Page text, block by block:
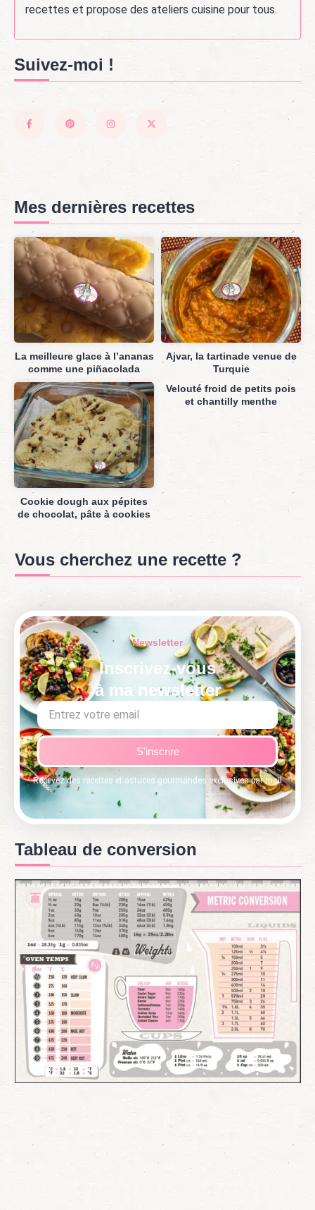
recettes et propose des ateliers cuisine pour tous.
Suivez-moi !
Mes dernières recettes
La meilleure glace à l’ananas
comme une piñacolada
Ajvar, la tartinade venue de
Turquie
Cookie dough aux pépites
de chocolat, pâte à cookies
Velouté froid de petits pois
et chantilly menthe
Vous cherchez une recette ?
Newsletter
Inscrivez-vous
à ma newsletter
S'inscrire
Recevez des recettes et astuces gourmandes exclusives par mail
Tableau de conversion